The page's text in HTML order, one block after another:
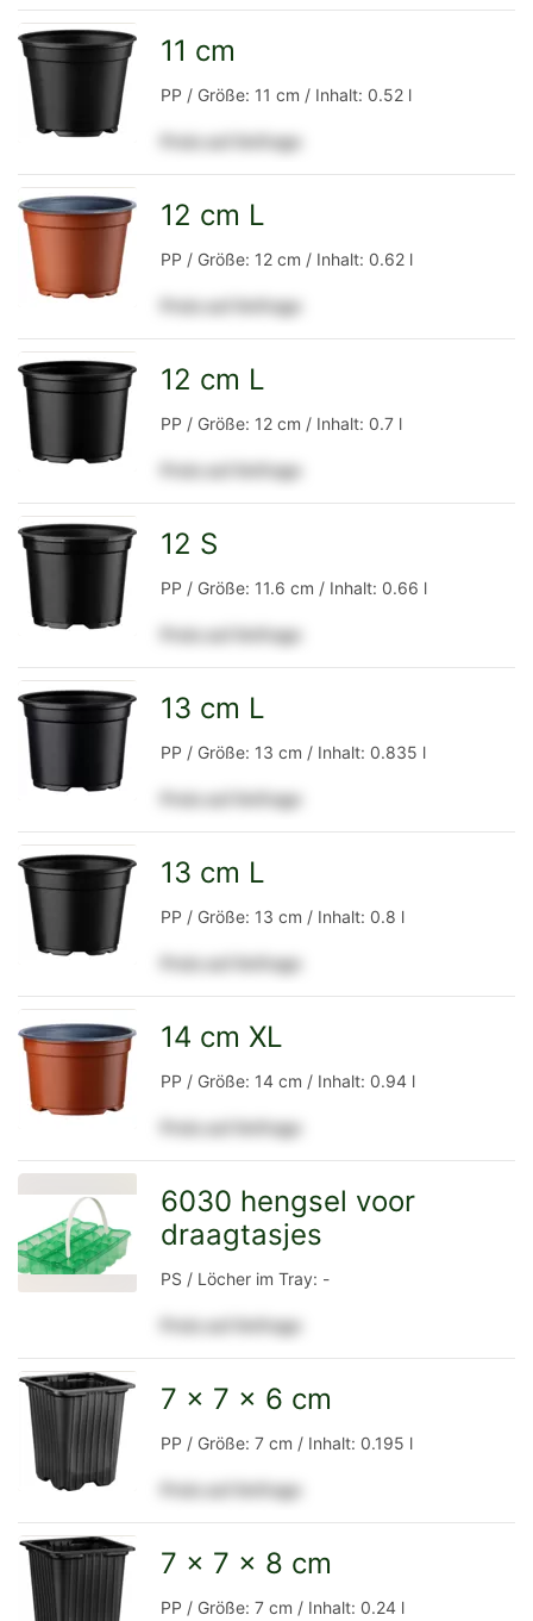
Detailseite
Detailseite
11 cm
PP / Größe: 11 cm / Inhalt: 0.52 l
Preis auf Anfrage
Detailseite
12 cm L
PP / Größe: 12 cm / Inhalt: 0.62 l
Preis auf Anfrage
Detailseite
12 cm L
PP / Größe: 12 cm / Inhalt: 0.7 l
Preis auf Anfrage
Detailseite
12 S
PP / Größe: 11.6 cm / Inhalt: 0.66 l
Preis auf Anfrage
Detailseite
13 cm L
PP / Größe: 13 cm / Inhalt: 0.835 l
Preis auf Anfrage
Detailseite
13 cm L
PP / Größe: 13 cm / Inhalt: 0.8 l
Preis auf Anfrage
Detailseite
14 cm XL
PP / Größe: 14 cm / Inhalt: 0.94 l
Preis auf Anfrage
6030 hengsel voor
draagtasjes
PS / Löcher im Tray: -
Preis auf Anfrage
Detailseite
7 x 7 x 6 cm
PP / Größe: 7 cm / Inhalt: 0.195 l
Preis auf Anfrage
7 x 7 x 8 cm
PP / Größe: 7 cm / Inhalt: 0.24 l